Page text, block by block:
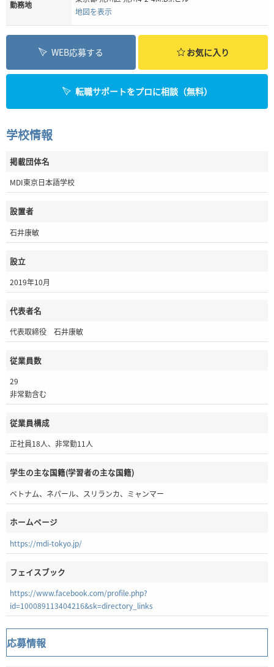
勤務地
地図を表示
WEB応募する お気に入り
転職サポートをプロに相談（無料）
学校情報
掲載団体名
MDI東京日本語学校
設置者
石井康敏
設立
2019年10月
代表者名
代表取締役 石井康敏
従業員数
29
非常勤含む
従業員構成
正社員18人、非常勤11人
学生の主な国籍(学習者の主な国籍)
ベトナム、ネパール、スリランカ、ミャンマー
ホームページ
https://mdi-tokyo.jp/
フェイスブック
https://www.facebook.com/profile.php?
id=100089113404216&sk=directory_links
応募情報